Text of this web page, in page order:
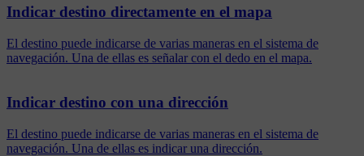
Indicar destino directamente en el mapa
El destino puede indicarse de varias maneras en el sistema de
navegación. Una de ellas es señalar con el dedo en el mapa.
Indicar destino con una dirección
El destino puede indicarse de varias maneras en el sistema de
navegación. Una de ellas es indicar una dirección.